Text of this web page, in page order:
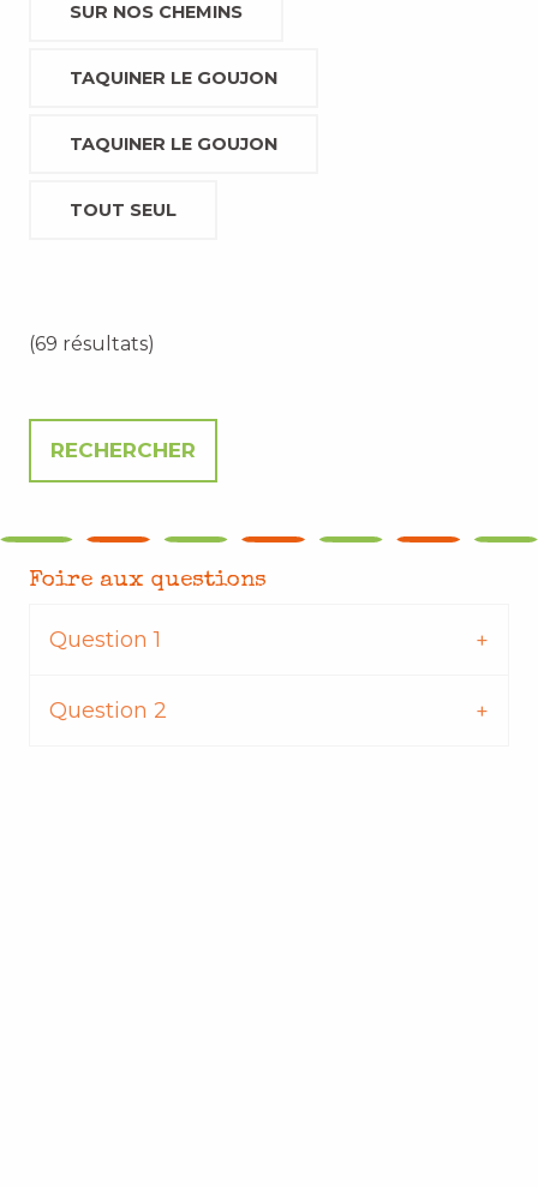
SUR NOS CHEMINS
TAQUINER LE GOUJON
TAQUINER LE GOUJON
TOUT SEUL
(69 résultats)
Foire aux questions
Question 1
Question 2